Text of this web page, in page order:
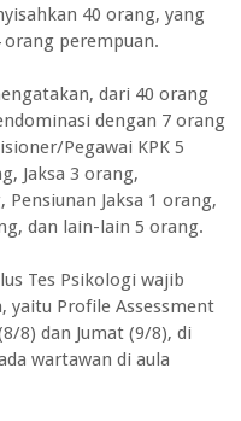
40 orang, yang
perempuan.
dari 40 orang
dengan 7 orang
Pegawai KPK 5
Jaksa 3 orang,
Jaksa 1 orang,
dan lain-lain 5 orang.
Tes Psikologi wajib
yaitu Profile Assessment
8) dan Jumat (9/8), di
wartawan di aula